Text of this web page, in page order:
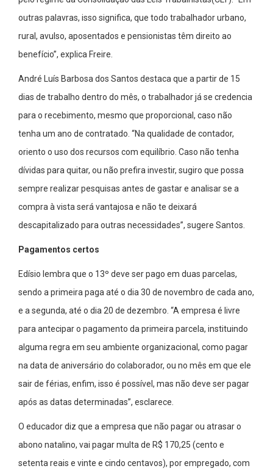
outras palavras, isso significa, que todo trabalhador urbano,
rural, avulso, aposentados e pensionistas têm direito ao
benefício”, explica Freire.
André Luís Barbosa dos Santos destaca que a partir de 15
dias de trabalho dentro do mês, o trabalhador já se credencia
para o recebimento, mesmo que proporcional, caso não
tenha um ano de contratado. “Na qualidade de contador,
oriento o uso dos recursos com equilíbrio. Caso não tenha
dívidas para quitar, ou não prefira investir, sugiro que possa
sempre realizar pesquisas antes de gastar e analisar se a
compra à vista será vantajosa e não te deixará
descapitalizado para outras necessidades”, sugere Santos.
Pagamentos certos
Edísio lembra que o 13º deve ser pago em duas parcelas,
sendo a primeira paga até o dia 30 de novembro de cada ano,
e a segunda, até o dia 20 de dezembro. “A empresa é livre
para antecipar o pagamento da primeira parcela, instituindo
alguma regra em seu ambiente organizacional, como pagar
na data de aniversário do colaborador, ou no mês em que ele
sair de férias, enfim, isso é possível, mas não deve ser pagar
após as datas determinadas”, esclarece.
O educador diz que a empresa que não pagar ou atrasar o
abono natalino, vai pagar multa de R$ 170,25 (cento e
setenta reais e vinte e cindo centavos), por empregado, com